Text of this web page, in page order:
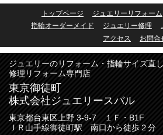
トップページ ジュエリーリフォーム
指輪オーダーメイド
ジュエリー修理
アクセス
お問合
ジュエリーのリフォーム・指輪サイズ直し
修理リフォーム専門店
東京御徒町
株式会社ジュエリースバル
東京都台東区上野 3-9-7 １Ｆ・B1F
ＪＲ山手線御徒町駅 南口から徒歩２分